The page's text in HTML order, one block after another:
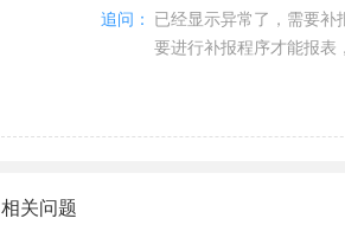
追问：
已经显示异常了，需要补
要进行补报程序才能报表
相关问题